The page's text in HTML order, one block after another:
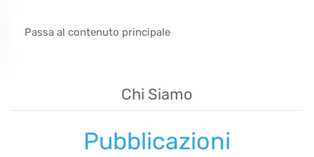
Passa al contenuto principale
Chi Siamo
Pubblicazioni